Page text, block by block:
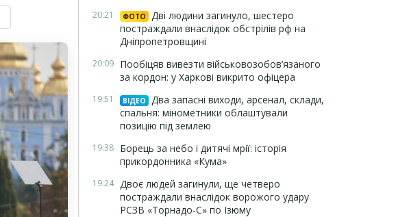
20:21 ФОТО
Дві людини загинуло, шестеро
постраждали внаслідок обстрілів рф на
Дніпропетровщині
20:09 Пообіцяв вивезти військовозобов’язаного
за кордон: у Харкові викрито офіцера
19:51 ВІДЕО
Два запасні виходи, арсенал, склади,
спальня: мінометники облаштували
позицію під землею
19:38 Борець за небо і дитячі мрії: історія
прикордонника «Кума»
19:24 Двоє людей загинули, ще четверо
постраждали внаслідок ворожого удару
РСЗВ «Торнадо-С» по Ізюму